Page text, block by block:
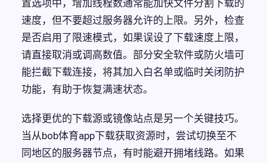
置选项中，增加线程数通常能加快文件分割下载的
速度，但不要超过服务器允许的上限。另外，检查
是否启用了限速模式，如果误设了下载速度上限，
请直接取消或调高数值。部分安全软件或防火墙可
能拦截下载连接，将其加入白名单或临时关闭防护
功能，有助于恢复满速状态。
选择更优的下载源或镜像站点是另一个关键技巧。
当从bob体育app下载获取资源时，尝试切换至不
同地区的服务器节点，有时能避开拥堵线路。如果